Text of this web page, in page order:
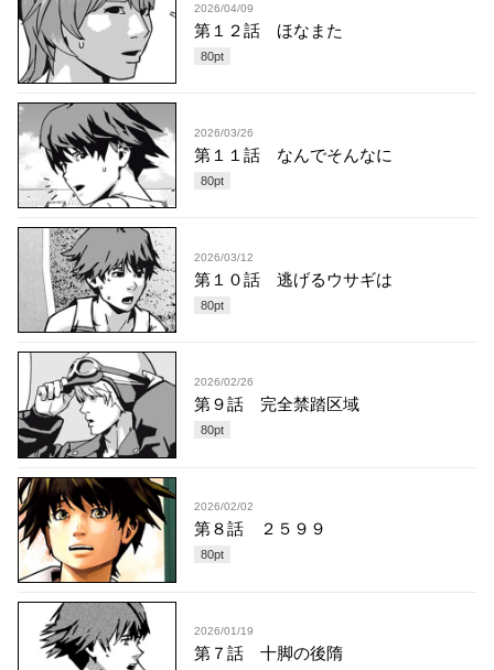
2026/04/09
第１２話 ほなまた
80pt
2026/03/26
第１１話 なんでそんなに
80pt
2026/03/12
第１０話 逃げるウサギは
80pt
2026/02/26
第９話 完全禁踏区域
80pt
2026/02/02
第８話 ２５９９
80pt
2026/01/19
第７話 十脚の後隋